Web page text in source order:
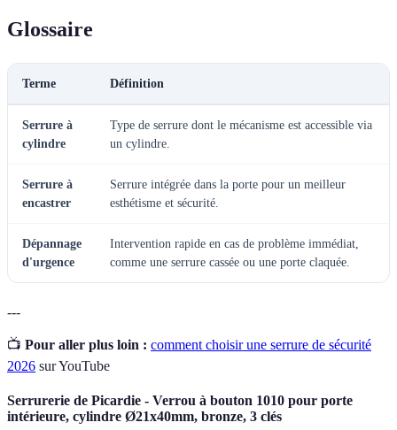
Glossaire
Terme Définition
Serrure à
cylindre
Type de serrure dont le mécanisme est accessible via
un cylindre.
Serrure à
encastrer
Serrure intégrée dans la porte pour un meilleur
esthétisme et sécurité.
Dépannage
d'urgence
Intervention rapide en cas de problème immédiat,
comme une serrure cassée ou une porte claquée.
---
📺 Pour aller plus loin : comment choisir une serrure de sécurité
2026 sur YouTube
Serrurerie de Picardie - Verrou à bouton 1010 pour porte
intérieure, cylindre Ø21x40mm, bronze, 3 clés